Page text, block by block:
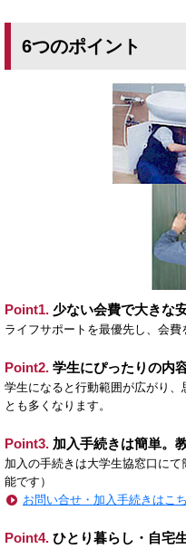
6つのポイント
Point1. 少ない会費で大きな安
ライフサポートを最優先し、会費
Point2. 学生にぴったりの内容
学生になると行動範囲が広がり
とも多くなります。
Point3. 加入手続きは簡単。
加入の手続きは大学生協窓口に
能です）
お問い合せ・加入手続きはこ
Point4. ひとり暮らし・自宅